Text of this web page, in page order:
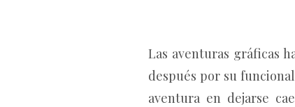
Las aventuras gráficas
después por su
aventura en dejarse